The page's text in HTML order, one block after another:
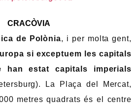
CRACÒVIA
de Polònia, i per molta gent,
si exceptuem les capitals
han estat capitals imperials
La Plaça del Mercat,
metres quadrats és el centre